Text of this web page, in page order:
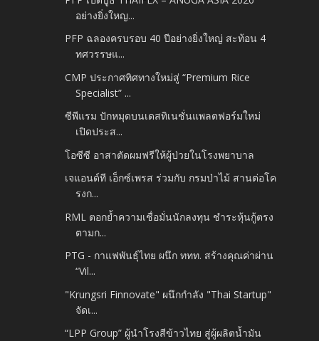
อย่างยิ่งใหญ...
PFP ฉลองครบรอบ 40 ปีอย่างยิ่งใหญ่ สะท้อน 4
ทศวรรษแ...
CMP ประกาศทิศทางใหม่สู่ “Premium Rice
Specialist” ...
ซีพีแรม ปักหมุดบนเดสทิเนชั่นแพลตฟอร์มใหม่
เปิดประส...
โอซีซี อาสาตัดผมฟรีให้ผู้ป่วยในโรงพยาบาล
เจแอนด์ที เอ็กซ์เพรส ร่วมกับ กรมป่าไม้ สานต่อโค
รงก...
RML ตอกย้ำความเชื่อมั่นนักลงทุน ชำระหุ้นกู้ตรง
ตามก...
PTG - กาแฟพันธุ์ไทย ผนึก ททท. สร้างคุณค่าผ่าน
“Vil...
"Krungsri Finnovate" ผนึกกำลัง "Thai Startup"
จัดเ...
“LPP Group” ผู้นำโรงสีข้าวไทย สู่ผู้ผลิตน้ำมัน